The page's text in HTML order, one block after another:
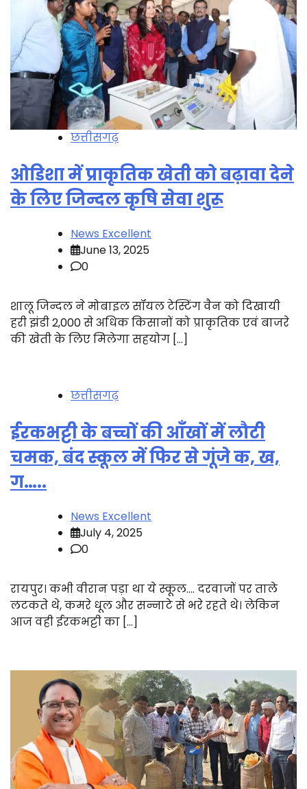
छत्तीसगढ़
ओडिशा में प्राकृतिक खेती को बढ़ावा देने
के लिए जिन्दल कृषि सेवा शुरू
News Excellent
June 13, 2025
0
शालू जिन्दल ने मोबाइल सॉयल टेस्टिंग वैन को दिखायी
हरी झंडी 2,000 से अधिक किसानों को प्राकृतिक एवं बाजरे
की खेती के लिए मिलेगा सहयोग […]
छत्तीसगढ़
ईरकभट्टी के बच्चों की आँखों में लौटी
चमक, बंद स्कूल में फिर से गूंजे क, ख,
ग…..
News Excellent
July 4, 2025
0
रायपुर। कभी वीरान पड़ा था ये स्कूल…. दरवाजों पर ताले
लटकते थे, कमरे धूल और सन्नाटे से भरे रहते थे। लेकिन
आज वही ईरकभट्टी का […]